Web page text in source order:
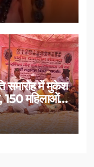
समारोह में मुकेश
150 महिलाओं